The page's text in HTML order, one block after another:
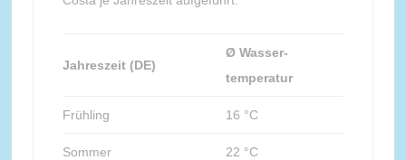
Jahreszeit (DE)
Ø Wasser-
temperatur
Frühling 16 °C
Sommer 22 °C